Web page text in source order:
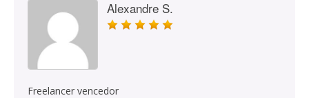
Alexandre S.
Freelancer vencedor